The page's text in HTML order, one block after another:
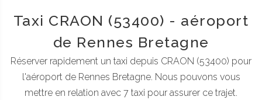
Taxi CRAON (53400) - aéroport
de Rennes Bretagne
Réserver rapidement un taxi depuis CRAON (53400) pour
l'aéroport de Rennes Bretagne. Nous pouvons vous
mettre en relation avec 7 taxi pour assurer ce trajet.